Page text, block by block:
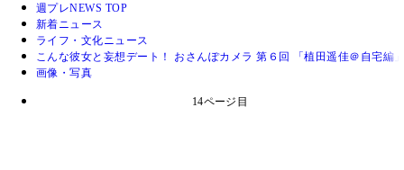
週プレNEWS TOP
新着ニュース
ライフ・文化ニュース
こんな彼女と妄想デート！ おさんぽカメラ 第６回 「植田遥佳＠自宅編
画像・写真
14ページ目